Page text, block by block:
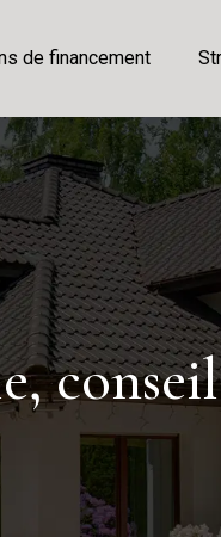
de financement